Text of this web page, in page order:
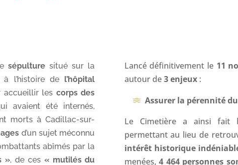
sépulturesitué sur la
l’histoire de l’hôpital
accueillir les corps des
avaient été internés,
morts à Cadillac-sur-
d’un sujet méconnu
abîmés par la
», de ces « mutilés du
Lancé définitivement le 11
autour de3 enjeux :
Assurer la pérennité
Le Cimetière a ainsi fait
permettant au lieu de
intérêt historique
menées,4 464 personnes